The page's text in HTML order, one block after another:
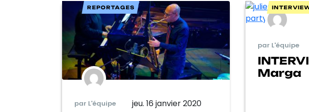
REPORTAGES
par L'équipe jeu. 16 janvier 2020
par L'équipe
Marga